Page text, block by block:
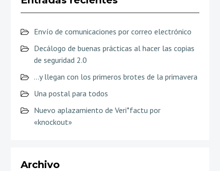
Envío de comunicaciones por correo electrónico
Decálogo de buenas prácticas al hacer las copias
de seguridad 2.0
…y llegan con los primeros brotes de la primavera
Una postal para todos
Nuevo aplazamiento de Veri*factu por
«knockout»
Archivo